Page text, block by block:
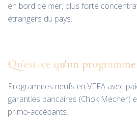
en bord de mer, plus forte
étrangers du pays.
Qu'est-ce qu'un
Programmes neufs en VEFA avec
garanties bancaires (Chok Mecher)
primo-accédants.